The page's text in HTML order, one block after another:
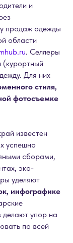
и
продаж одежды
области
. Селлеры
(курортный
Для них
стиля,
фотосъемке
известен
успешно
сборами,
эко-
уделяют
инфографике
делают упор на
по всей